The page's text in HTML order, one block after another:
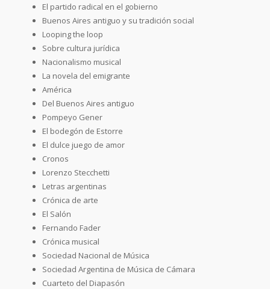
El partido radical en el gobierno
Buenos Aires antiguo y su tradición social
Looping the loop
Sobre cultura jurídica
Nacionalismo musical
La novela del emigrante
América
Del Buenos Aires antiguo
Pompeyo Gener
El bodegón de Estorre
El dulce juego de amor
Cronos
Lorenzo Stecchetti
Letras argentinas
Crónica de arte
El Salón
Fernando Fader
Crónica musical
Sociedad Nacional de Música
Sociedad Argentina de Música de Cámara
Cuarteto del Diapasón